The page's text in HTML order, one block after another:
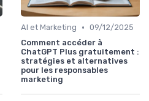
AI et Marketing • 09/12/2025
Comment accéder à
ChatGPT Plus gratuitement :
stratégies et alternatives
pour les responsables
marketing